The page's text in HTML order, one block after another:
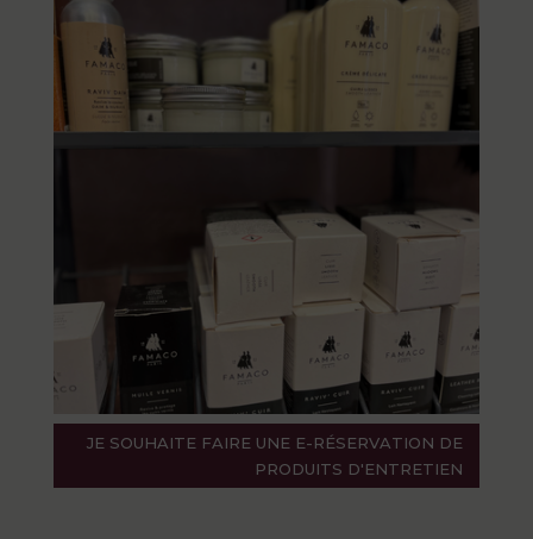
JE SOUHAITE FAIRE UNE E-RÉSERVATION DE
PRODUITS D'ENTRETIEN